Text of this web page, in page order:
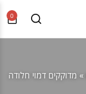
0
» מדוקקים דמוי חלודה